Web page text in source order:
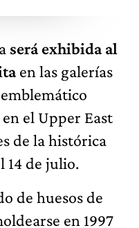
será exhibida al
en las galerías
el Upper East
de la histórica
14 de julio.
de huesos de
en 1997